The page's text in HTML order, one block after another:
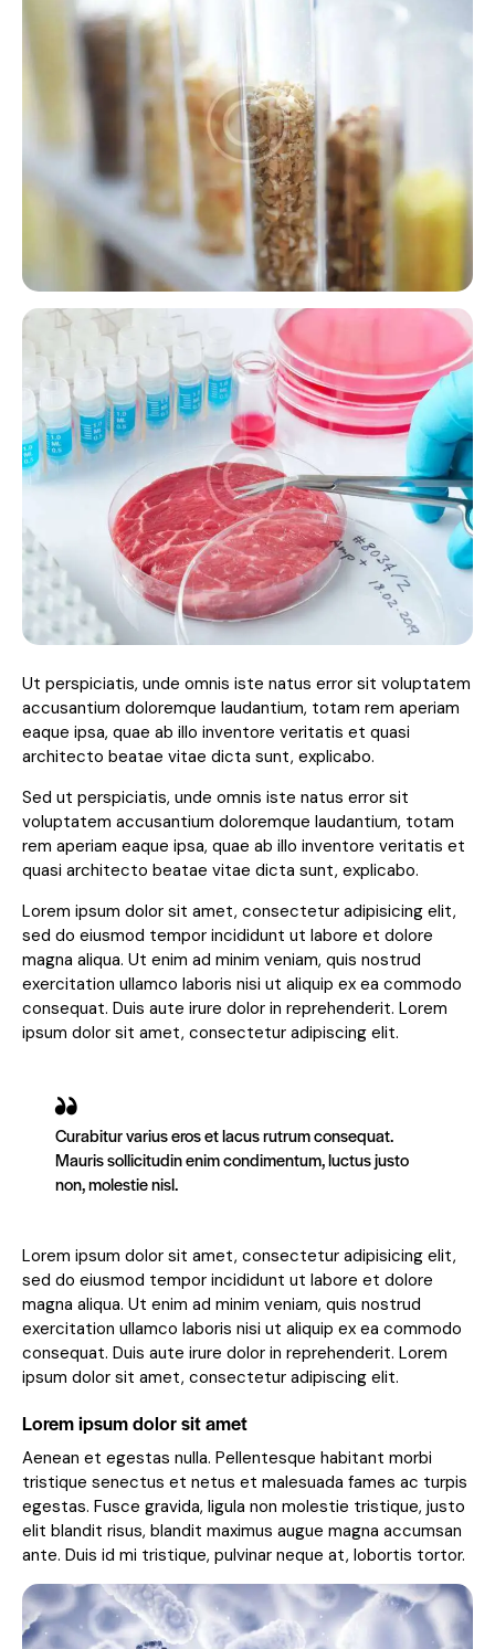
Ut perspiciatis, unde omnis iste natus error sit voluptatem
accusantium doloremque laudantium, totam rem aperiam
eaque ipsa, quae ab illo inventore veritatis et quasi
architecto beatae vitae dicta sunt, explicabo.
Sed ut perspiciatis, unde omnis iste natus error sit
voluptatem accusantium doloremque laudantium, totam
rem aperiam eaque ipsa, quae ab illo inventore veritatis et
quasi architecto beatae vitae dicta sunt, explicabo.
Lorem ipsum dolor sit amet, consectetur adipisicing elit,
sed do eiusmod tempor incididunt ut labore et dolore
magna aliqua. Ut enim ad minim veniam, quis nostrud
exercitation ullamco laboris nisi ut aliquip ex ea commodo
consequat. Duis aute irure dolor in reprehenderit. Lorem
ipsum dolor sit amet, consectetur adipiscing elit.
Curabitur varius eros et lacus rutrum consequat.
Mauris sollicitudin enim condimentum, luctus justo
non, molestie nisl.
Lorem ipsum dolor sit amet, consectetur adipisicing elit,
sed do eiusmod tempor incididunt ut labore et dolore
magna aliqua. Ut enim ad minim veniam, quis nostrud
exercitation ullamco laboris nisi ut aliquip ex ea commodo
consequat. Duis aute irure dolor in reprehenderit. Lorem
ipsum dolor sit amet, consectetur adipiscing elit.
Lorem ipsum dolor sit amet
Aenean et egestas nulla. Pellentesque habitant morbi
tristique senectus et netus et malesuada fames ac turpis
egestas. Fusce gravida, ligula non molestie tristique, justo
elit blandit risus, blandit maximus augue magna accumsan
ante. Duis id mi tristique, pulvinar neque at, lobortis tortor.